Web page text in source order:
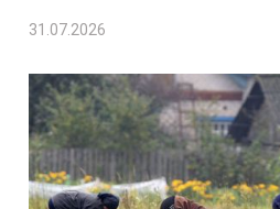
31.07.2026